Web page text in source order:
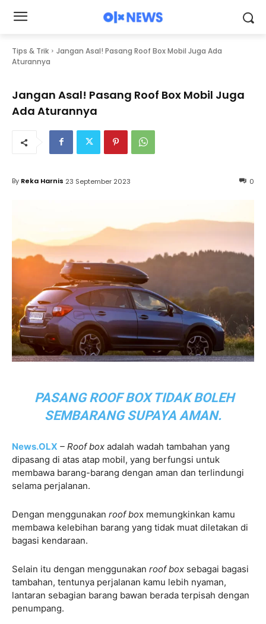
Tips & Trik
Jangan Asal! Pasang Roof Box Mobil Juga Ada
Aturannya
Jangan Asal! Pasang Roof Box Mobil Juga
Ada Aturannya
0
By Reka Harnis 23 September 2023
PASANG ROOF BOX TIDAK BOLEH
SEMBARANG SUPAYA AMAN.
News.OLX – Roof box adalah wadah tambahan yang
dipasang di atas atap mobil, yang berfungsi untuk
membawa barang-barang dengan aman dan terlindungi
selama perjalanan.
Dengan menggunakan roof box memungkinkan kamu
membawa kelebihan barang yang tidak muat diletakan di
bagasi kendaraan.
Selain itu dengan menggunakan roof box sebagai bagasi
tambahan, tentunya perjalanan kamu lebih nyaman,
lantaran sebagian barang bawan berada terpisah dengan
penumpang.